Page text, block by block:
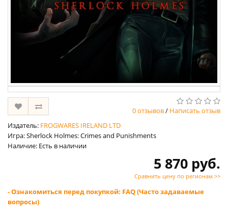
0 отзывов/ Написать отзыв
Издатель: FROGWARES IRELAND LTD
Игра: Sherlock Holmes: Crimes and Punishments
Наличие: Есть в наличии
5 870 руб.
Сравнить цену по регионам >>
- Ознакомиться перед покупкой: FAQ (Часто задаваемые
вопросы)